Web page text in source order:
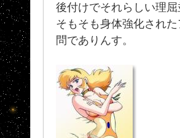
後付けでそれらしい理
そもそも身体強化され
問でありんす。